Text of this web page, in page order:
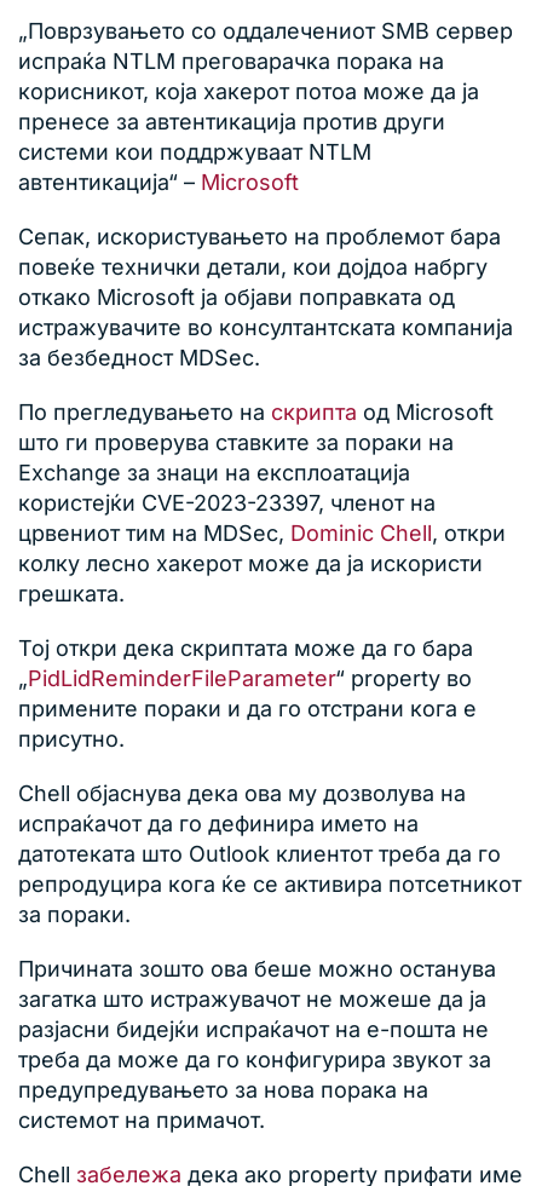
„Поврзувањето со оддалечениот SMB сервер
испраќа NTLM преговарачка порака на
корисникот, која хакерот потоа може да ја
пренесе за автентикација против други
системи кои поддржуваат NTLM
автентикација“ – Microsoft
Сепак, искористувањето на проблемот бара
повеќе технички детали, кои дојдоа набргу
откако Microsoft ја објави поправката од
истражувачите во консултантската компанија
за безбедност MDSec.
По прегледувањето на скрипта од Microsoft
што ги проверува ставките за пораки на
Exchange за знаци на експлоатација
користејќи CVE-2023-23397, членот на
црвениот тим на MDSec, Dominic Chell, откри
колку лесно хакерот може да ја искористи
грешката.
Тој откри дека скриптата може да го бара
„PidLidReminderFileParameter“ property во
примените пораки и да го отстрани кога е
присутно.
Chell објаснува дека ова му дозволува на
испраќачот да го дефинира името на
датотеката што Outlook клиентот треба да го
репродуцира кога ќе се активира потсетникот
за пораки.
Причината зошто ова беше можно останува
загатка што истражувачот не можеше да ја
разјасни бидејќи испраќачот на е-пошта не
треба да може да го конфигурира звукот за
предупредувањето за нова порака на
системот на примачот.
Chell забележа дека ако property прифати име